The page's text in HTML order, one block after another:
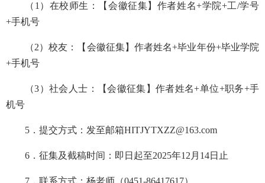
（1）在校师生：【会徽征集】作者姓名+学院+工/学号
+手机号
（2）校友：【会徽征集】作者姓名+毕业年份+毕业学院
+手机号
（3）社会人士：【会徽征集】作者姓名+单位+职务+手
机号
5．提交方式：发至邮箱HITJYTXZZ@163.com
6．征集及截稿时间：即日起至2025年12月14日止